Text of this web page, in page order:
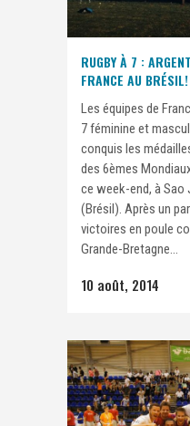
RUGBY À 7 :
FRANCE AU BRÉSIL!
Les équipes de
7 féminine et
conquis les
des 6èmes
ce week-end, à Sao
(Brésil). Après un
victoires en poule
Grande-Bretagne...
10 août, 2014